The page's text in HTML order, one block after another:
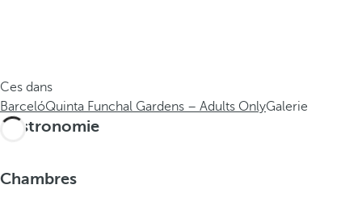
Ces dans
BarcelóQuinta Funchal Gardens – Adults OnlyGalerie
Gastronomie
Chambres